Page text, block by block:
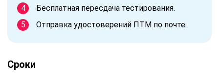
Бесплатная пересдача тестирования.
Отправка удостоверений ПТМ по почте.
Сроки